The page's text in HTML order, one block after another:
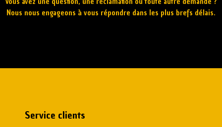
Nous nous engageons à vous répondre dans les plus brefs délais.
Service clients